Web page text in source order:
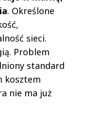
. Określone
sieci.
Problem
standard
kosztem
nie ma już